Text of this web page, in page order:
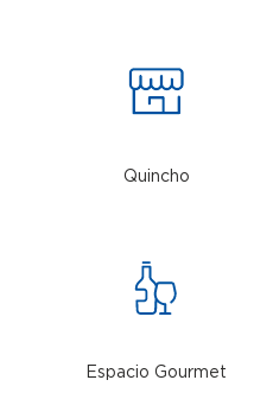
Quincho
Espacio Gourmet